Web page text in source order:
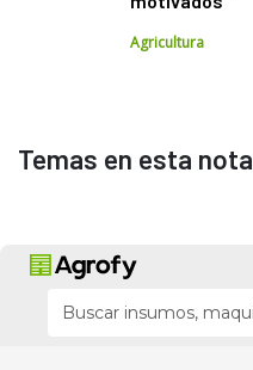
Agricultura
Temas en esta nota